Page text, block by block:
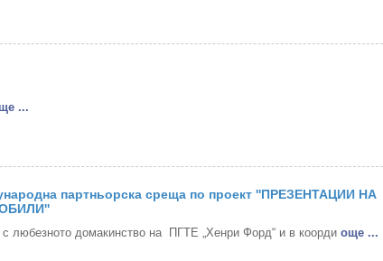
...
партньорска среща по проект ''ПРЕЗЕНТАЦИИ НА
любезното домакинство на ПГТЕ „Хенри Форд“ и в коорди oще ...